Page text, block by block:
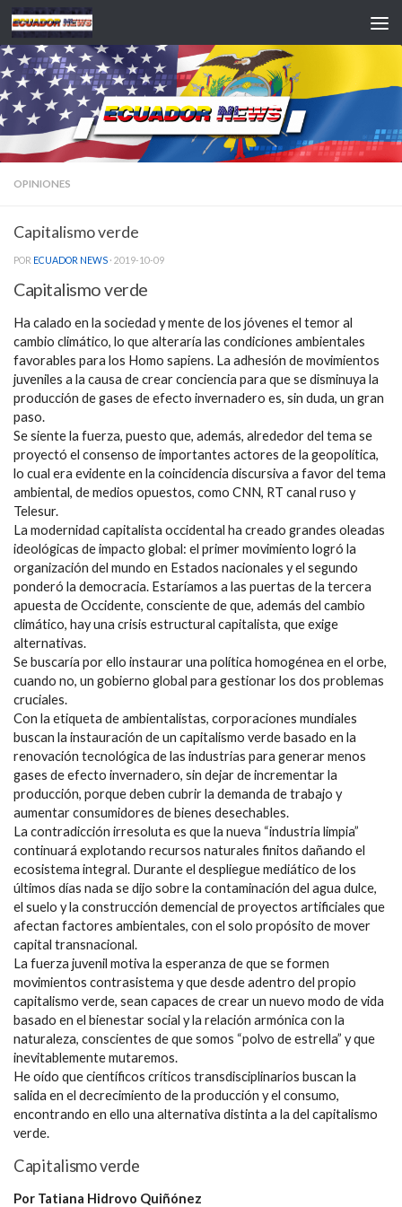
Saltar al contenido
OPINIONES
Capitalismo verde
POR ECUADOR NEWS · 2019-10-09
Capitalismo verde
Ha calado en la sociedad y mente de los jóvenes el temor al
cambio climático, lo que alteraría las condiciones ambientales
favorables para los Homo sapiens. La adhesión de movimientos
juveniles a la causa de crear conciencia para que se disminuya la
producción de gases de efecto invernadero es, sin duda, un gran
paso.
Se siente la fuerza, puesto que, además, alrededor del tema se
proyectó el consenso de importantes actores de la geopolítica,
lo cual era evidente en la coincidencia discursiva a favor del tema
ambiental, de medios opuestos, como CNN, RT canal ruso y
Telesur.
La modernidad capitalista occidental ha creado grandes oleadas
ideológicas de impacto global: el primer movimiento logró la
organización del mundo en Estados nacionales y el segundo
ponderó la democracia. Estaríamos a las puertas de la tercera
apuesta de Occidente, consciente de que, además del cambio
climático, hay una crisis estructural capitalista, que exige
alternativas.
Se buscaría por ello instaurar una política homogénea en el orbe,
cuando no, un gobierno global para gestionar los dos problemas
cruciales.
Con la etiqueta de ambientalistas, corporaciones mundiales
buscan la instauración de un capitalismo verde basado en la
renovación tecnológica de las industrias para generar menos
gases de efecto invernadero, sin dejar de incrementar la
producción, porque deben cubrir la demanda de trabajo y
aumentar consumidores de bienes desechables.
La contradicción irresoluta es que la nueva “industria limpia”
continuará explotando recursos naturales finitos dañando el
ecosistema integral. Durante el despliegue mediático de los
últimos días nada se dijo sobre la contaminación del agua dulce,
el suelo y la construcción demencial de proyectos artificiales que
afectan factores ambientales, con el solo propósito de mover
capital transnacional.
La fuerza juvenil motiva la esperanza de que se formen
movimientos contrasistema y que desde adentro del propio
capitalismo verde, sean capaces de crear un nuevo modo de vida
basado en el bienestar social y la relación armónica con la
naturaleza, conscientes de que somos “polvo de estrella” y que
inevitablemente mutaremos.
He oído que científicos críticos transdisciplinarios buscan la
salida en el decrecimiento de la producción y el consumo,
encontrando en ello una alternativa distinta a la del capitalismo
verde.
Capitalismo verde
Por Tatiana Hidrovo Quiñónez